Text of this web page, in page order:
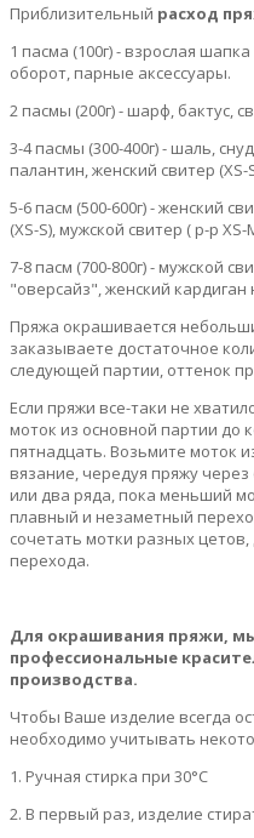
Приблизительный расход
1 пасма (100г) - взрослая
оборот, парные аксессуары.
2 пасмы (200г) - шарф, бактус,
3-4 пасмы (300-400г) - шаль,
палантин, женский свитер (XS-
5-6 пасм (500-600г) - женский
(XS-S), мужской свитер ( р-р XS-
7-8 пасм (700-800г) - мужской
"оверсайз", женский
Пряжа окрашивается
заказываете достаточное
следующей партии, оттенок
Если пряжи все-таки не
моток из основной партии до
пятнадцать. Возьмите моток
вязание, чередуя пряжу через
или два ряда, пока меньший
плавный и незаметный
сочетать мотки разных цетов,
перехода.
Для окрашивания пряжи,
профессиональные
производства.
Чтобы Ваше изделие всегда
необходимо учитывать
1. Ручная стирка при 30°С
2. В первый раз, изделие